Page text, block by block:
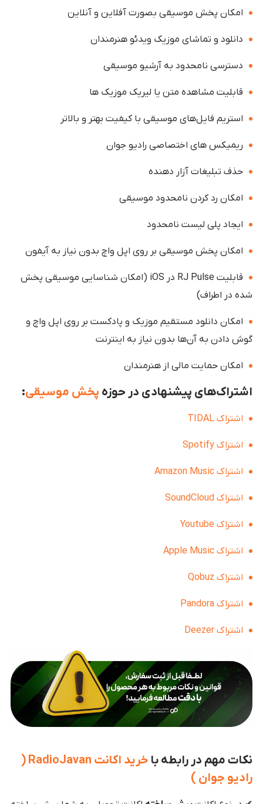
امکان پخش موسیقی بصورت آفلاین و آنلاین
دانلود و تماشای موزیک ویدئو هنرمندان
دسترسی نامحدود به آرشیو موسیقی
قابلیت مشاهده متن یا لیریک موزیک ها
استریم فایل‌های موسیقی با کیفیت بهتر و بالاتر
ریمیکس های اختصاصی رادیو جوان
حذف تبلیغات آزار دهنده
امکان رد کردن نامحدود موسیقی
ایجاد پلی لیست نامحدود
امکان پخش موسیقی بر روی اپل واچ بدون نیاز به آیفون
قابلیت RJ Pulse در iOS (امکان شناسایی موسیقی پخش
شده در اطراف)
امکان دانلود مستقیم موزیک و پادکست بر روی اپل واچ و
گوش دادن به آن‌ها بدون نیاز به اینترنت
امکان حمایت مالی از هنرمندان
اشتراک‌های پیشنهادی در حوزه پخش موسیقی:
اشتراک TIDAL
اشتراک Spotify
اشتراک Amazon Music
اشتراک SoundCloud
اشتراک Youtube
اشتراک Apple Music
اشتراک Qobuz
اشتراک Pandora
اشتراک Deezer
نکات مهم در رابطه با
خرید اکانت RadioJavan (
رادیو جوان )